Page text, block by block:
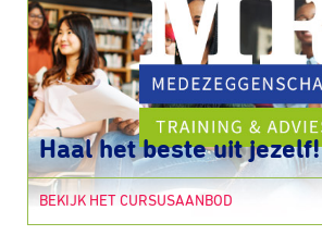
Haal het beste uit jezelf!
BEKIJK HET CURSUSAANBOD